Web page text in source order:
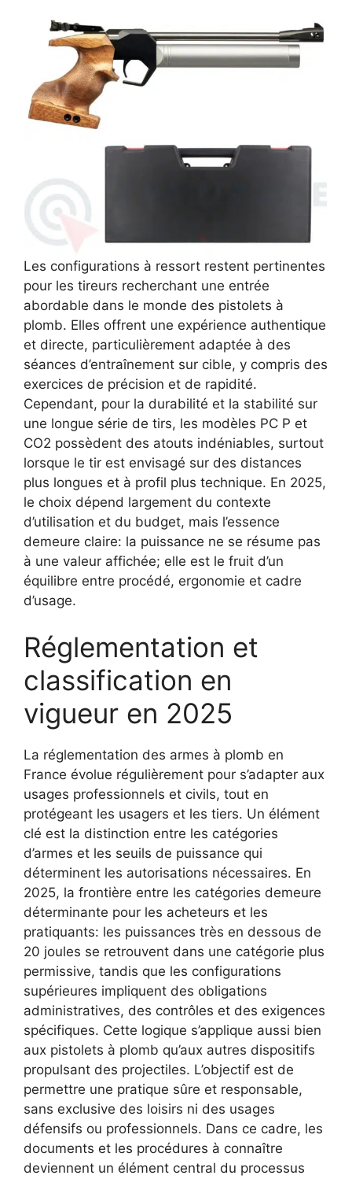
Les configurations à ressort restent pertinentes
pour les tireurs recherchant une entrée
abordable dans le monde des pistolets à
plomb. Elles offrent une expérience authentique
et directe, particulièrement adaptée à des
séances d’entraînement sur cible, y compris des
exercices de précision et de rapidité.
Cependant, pour la durabilité et la stabilité sur
une longue série de tirs, les modèles PC P et
CO2 possèdent des atouts indéniables, surtout
lorsque le tir est envisagé sur des distances
plus longues et à profil plus technique. En 2025,
le choix dépend largement du contexte
d’utilisation et du budget, mais l’essence
demeure claire: la puissance ne se résume pas
à une valeur affichée; elle est le fruit d’un
équilibre entre procédé, ergonomie et cadre
d’usage.
Réglementation et
classification en
vigueur en 2025
La réglementation des armes à plomb en
France évolue régulièrement pour s’adapter aux
usages professionnels et civils, tout en
protégeant les usagers et les tiers. Un élément
clé est la distinction entre les catégories
d’armes et les seuils de puissance qui
déterminent les autorisations nécessaires. En
2025, la frontière entre les catégories demeure
déterminante pour les acheteurs et les
pratiquants: les puissances très en dessous de
20 joules se retrouvent dans une catégorie plus
permissive, tandis que les configurations
supérieures impliquent des obligations
administratives, des contrôles et des exigences
spécifiques. Cette logique s’applique aussi bien
aux pistolets à plomb qu’aux autres dispositifs
propulsant des projectiles. L’objectif est de
permettre une pratique sûre et responsable,
sans exclusive des loisirs ni des usages
défensifs ou professionnels. Dans ce cadre, les
documents et les procédures à connaître
deviennent un élément central du processus